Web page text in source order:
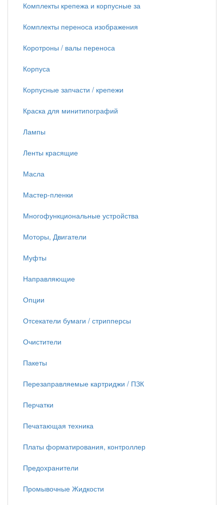
Комплекты крепежа и корпусные за
Комплекты переноса изображения
Коротроны / валы переноса
Корпуса
Корпусные запчасти / крепежи
Краска для минитипографий
Лампы
Ленты красящие
Масла
Мастер-пленки
Многофункциональные устройства
Моторы, Двигатели
Муфты
Направляющие
Опции
Отсекатели бумаги / стрипперсы
Очистители
Пакеты
Перезаправляемые картриджи / ПЗК
Перчатки
Печатающая техника
Платы форматирования, контроллер
Предохранители
Промывочные Жидкости